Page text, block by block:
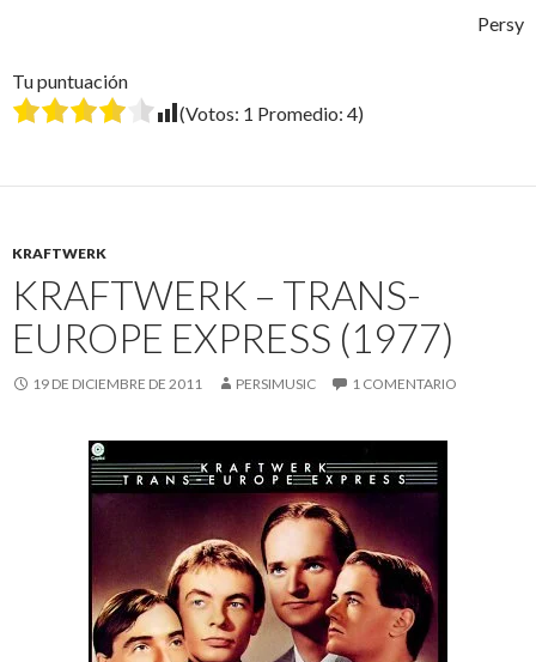
Persy
Tu puntuación
(Votos: 1 Promedio: 4)
KRAFTWERK
KRAFTWERK – TRANS-
EUROPE EXPRESS (1977)
19 DE DICIEMBRE DE 2011 PERSIMUSIC 1 COMENTARIO